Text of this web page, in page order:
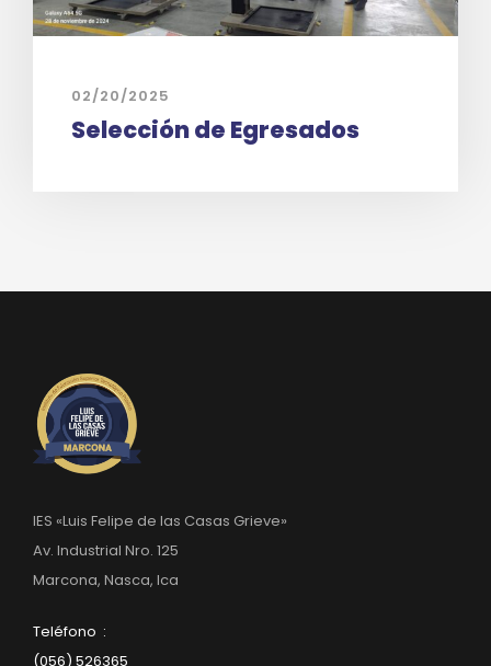
02/20/2025
Selección de Egresados
IES «Luis Felipe de las Casas Grieve»
Av. Industrial Nro. 125
Marcona, Nasca, Ica
Teléfono :
(056) 526365